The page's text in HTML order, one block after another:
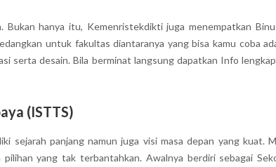
hanya itu, Kemenristekdikti juga menempatkan
untuk fakultas diantaranya yang bisa kamu coba
serta desain. Bila berminat langsung dapatkan Info
(ISTTS)
sejarah panjang namun juga visi masa depan yang kuat.
yang tak terbantahkan. Awalnya berdiri sebagai